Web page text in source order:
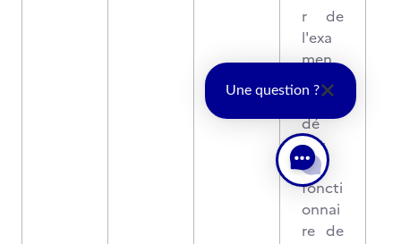
r de
l'exa
men.
Il est
prési
dé
par
un
foncti
onnai
re de
Une question ?